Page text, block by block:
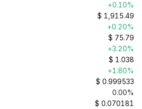
+0.10%
$ 1,915.49
+0.20%
$ 75.79
+3.20%
$ 1.038
+1.80%
$ 0.999533
0.00%
$ 0.070181